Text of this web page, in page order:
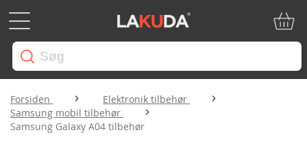
Forsiden
Elektronik tilbehør
Samsung mobil tilbehør
Samsung Galaxy A04 tilbehør